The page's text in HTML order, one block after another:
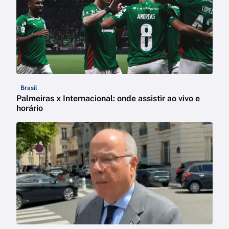
Brasil
Palmeiras x Internacional: onde assistir ao vivo e
horário